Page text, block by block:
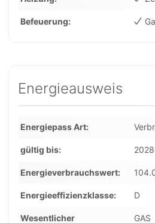
Befeuerung
Energieausweis
Energiepass Art
gültig bis
Energieverbrauchswert
Energieeffizienzklasse D
Wesentlicher GAS